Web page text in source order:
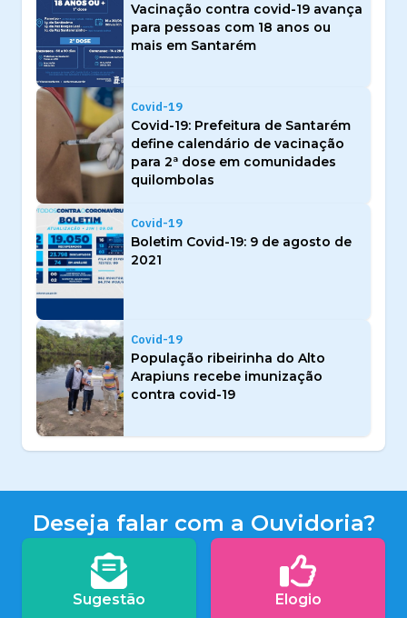
Vacinação contra covid-19 avança
para pessoas com 18 anos ou
mais em Santarém
Covid-19
Covid-19: Prefeitura de Santarém
define calendário de vacinação
para 2ª dose em comunidades
quilombolas
Covid-19
Boletim Covid-19: 9 de agosto de
2021
Covid-19
População ribeirinha do Alto
Arapiuns recebe imunização
contra covid-19
Deseja falar com a Ouvidoria?
Sugestão Elogio